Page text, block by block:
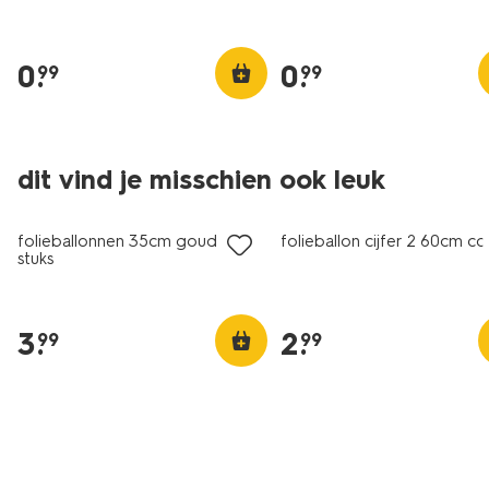
0.
99 0.
99
dit vind je misschien ook leuk
folieballonnen 35cm goud - 3
stuks
3.
99
folieballon cijfer 2 60cm
2.
99